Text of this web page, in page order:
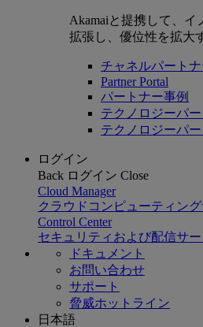
Akamaiと提携して、イ
拡張し、優位性を拡大
チャネルパート
Partner Portal
パートナー事例
テクノロジーパ
テクノロジーパ
ログイン
Back ログイン Close
Cloud Manager
クラウドコンピューティン
Control Center
セキュリティおよび配信サ
ドキュメント
お問い合わせ
サポート
脅威ホットライン
日本語